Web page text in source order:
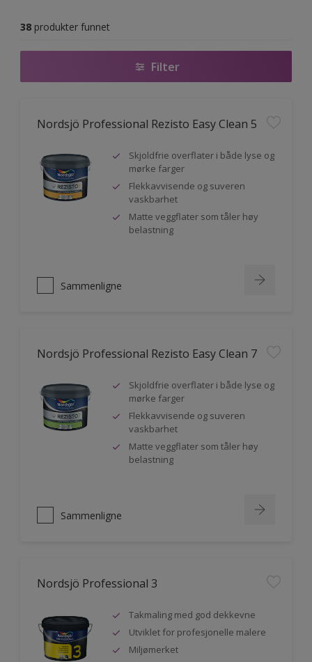
38 produkter funnet
Filter
Nordsjö Professional Rezisto Easy Clean 5
Skjoldfrie overflater i både lyse og
mørke farger
Flekkavvisende og suveren
vaskbarhet
Matte veggflater som tåler høy
belastning
Sammenligne
Nordsjö Professional Rezisto Easy Clean 7
Skjoldfrie overflater i både lyse og
mørke farger
Flekkavvisende og suveren
vaskbarhet
Matte veggflater som tåler høy
belastning
Sammenligne
Nordsjö Professional 3
Takmaling med god dekkevne
Utviklet for profesjonelle malere
Miljømerket